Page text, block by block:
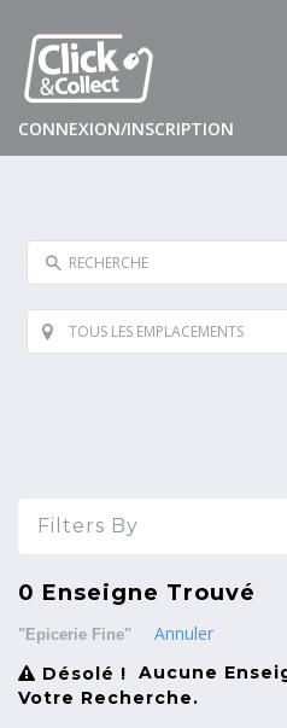
CONNEXION/INSCRIPTION
Filters By
0 Enseigne Trouvé
"Epicerie Fine" Annuler
Désolé ! Aucune
Votre Recherche.